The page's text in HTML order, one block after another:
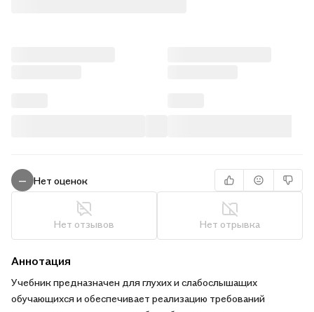
— Нет оценок
Нет отзывов Нет отрывка
Аннотация
Учебник предназначен для глухих и слабослышащих
обучающихся и обеспечивает реализацию требований